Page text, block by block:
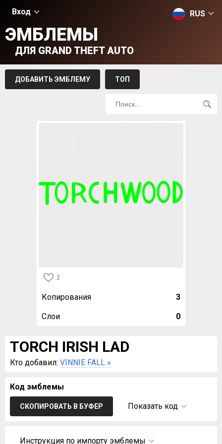
Вход RUS
ЭМБЛЕМЫ
ДЛЯ GRAND THEFT AUTO
ДОБАВИТЬ ЭМБЛЕМУ ТОП
2
Копирования 3
Слои 0
TORCH IRISH LAD
Кто добавил: VINNIE FALL »
Код эмблемы
СКОПИРОВАТЬ В БУФЕР Показать код
Инструкция по импорту эмблемы